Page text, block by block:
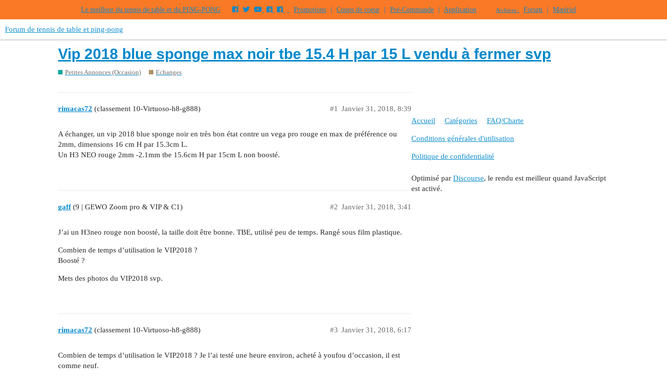
Le meilleur du tennis de table et du PING-PONG Promotions Coups de coeur Pré-Commande Application Archives : Forum Matériel
Forum de tennis de table et ping-pong
Vip 2018 blue sponge max noir tbe 15.4 H par 15 L vendu à fermer svp
Petites Annonces (Occasion) Echanges
rimacas72 (classement 10-Virtuoso-h8-g888) Janvier 31, 2018, 8:39
#1
A échanger, un vip 2018 blue sponge noir en très bon état contre un vega pro rouge en max de préférence ou
2mm, dimensions 16 cm H par 15.3cm L.
Un H3 NEO rouge 2mm -2.1mm tbe 15.6cm H par 15cm L non boosté.
gaff(9 | GEWO Zoom pro & VIP & C1) Janvier 31, 2018, 3:41
#2
J’ai un H3neo rouge non boosté, la taille doit être bonne. TBE, utilisé peu de temps. Rangé sous film plastique.
Combien de temps d’utilisation le VIP2018 ?
Boosté ?
Mets des photos du VIP2018 svp.
rimacas72 (classement 10-Virtuoso-h8-g888) Janvier 31, 2018, 6:17
#3
Combien de temps d’utilisation le VIP2018 ? Je l’ai testé une heure environ, acheté à youfou d’occasion, il est
comme neuf.
Accueil Catégories FAQ/Charte
Conditions générales d'utilisation
Politique de confidentialité
Optimisé par Discourse, le rendu est meilleur quand JavaScript
est activé.